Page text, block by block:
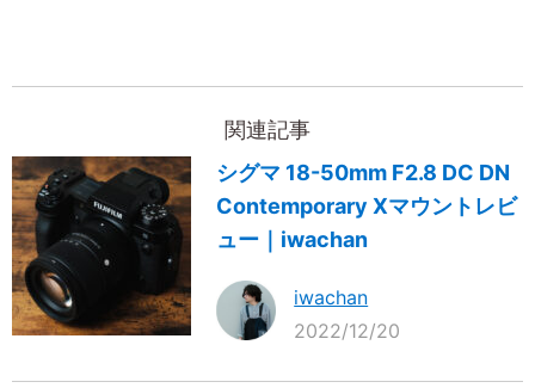
関連記事
シグマ 18-50mm F2.8 DC DN
Contemporary Xマウントレビ
ュー｜iwachan
iwachan
2022/12/20